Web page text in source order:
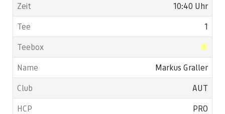
10:40 Uhr
1
Markus Graller
AUT
PRO